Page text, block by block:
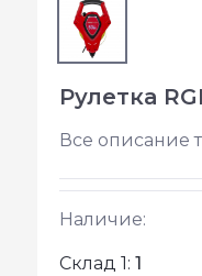
Рулетка
Все описание
Наличие:
Склад 1: 1